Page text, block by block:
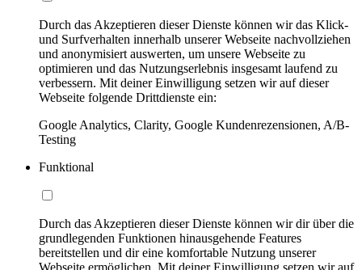
Durch das Akzeptieren dieser Dienste können wir das Klick-
und Surfverhalten innerhalb unserer Webseite nachvollziehen
und anonymisiert auswerten, um unsere Webseite zu
optimieren und das Nutzungserlebnis insgesamt laufend zu
verbessern. Mit deiner Einwilligung setzen wir auf dieser
Webseite folgende Drittdienste ein:
Google Analytics, Clarity, Google Kundenrezensionen, A/B-
Testing
Funktional
Durch das Akzeptieren dieser Dienste können wir dir über die
grundlegenden Funktionen hinausgehende Features
bereitstellen und dir eine komfortable Nutzung unserer
Webseite ermöglichen. Mit deiner Einwilligung setzen wir auf